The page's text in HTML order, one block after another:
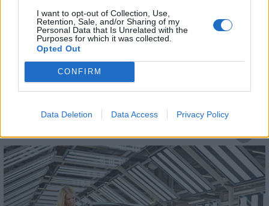
I want to opt-out of Collection, Use,
Retention, Sale, and/or Sharing of my
Personal Data that Is Unrelated with the
Purposes for which it was collected.
Opted Out
CONFIRM
Data Deletion Data Access Privacy Policy
WEBTV